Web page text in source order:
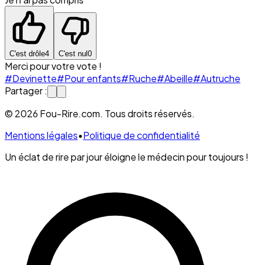
C'est drôle4 C'est nul0
Merci pour votre vote !
#Devinette#Pour enfants#Ruche#Abeille#Autruche
Partager :
© 2026 Fou-Rire.com. Tous droits réservés.
Mentions légales•Politique de confidentialité
Un éclat de rire par jour éloigne le médecin pour toujours !